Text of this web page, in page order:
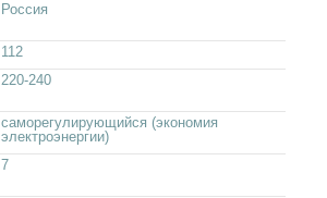
Россия
112
220-240
саморегулирующийся (экономия
электроэнергии)
7